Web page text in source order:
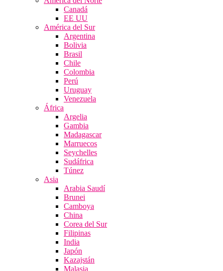
Canadá
EE UU
América del Sur
Argentina
Bolivia
Brasil
Chile
Colombia
Perú
Uruguay
Venezuela
África
Argelia
Gambia
Madagascar
Marruecos
Seychelles
Sudáfrica
Túnez
Asia
Arabia Saudí
Brunei
Camboya
China
Corea del Sur
Filipinas
India
Japón
Kazajstán
Malasia